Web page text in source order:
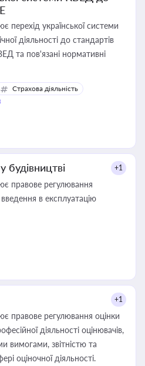
перехід української системи
діяльності до стандартів
та пов'язані нормативні
Страхова діяльність
будівництві +1
правове регулювання
в експлуатацію
+1
правове регулювання оцінки
діяльності оцінювачів,
вимогами, звітністю та
оціночної діяльності.